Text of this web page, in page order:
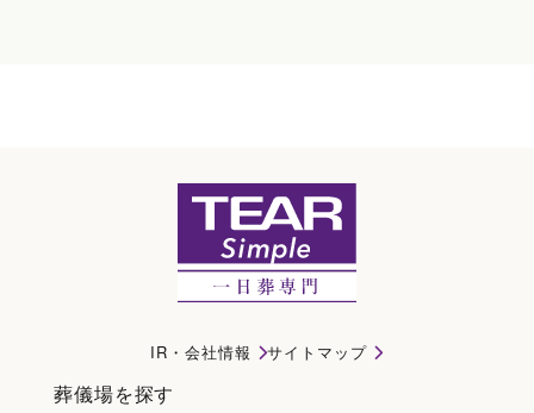
IR・会社情報 サイトマップ
葬儀場を探す